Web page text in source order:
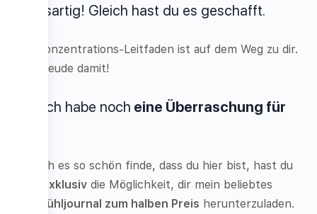
Grossartig! Gleich hast du es geschafft.
Der Konzentrations-Leitfaden ist auf dem Weg zu dir.
Viel Freude damit!
Und ich habe noch eine Überraschung für
Weil ich es so schön finde, dass du hier bist, hast du
exklusiv die Möglichkeit, dir mein beliebtes
Wohlfühljournal zum halben Preis herunterzuladen.